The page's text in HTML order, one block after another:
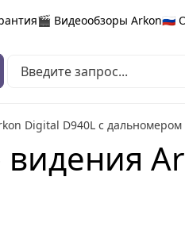
🎬 Видеообзоры Arkon🇷🇺
Digital D940L с дальномером